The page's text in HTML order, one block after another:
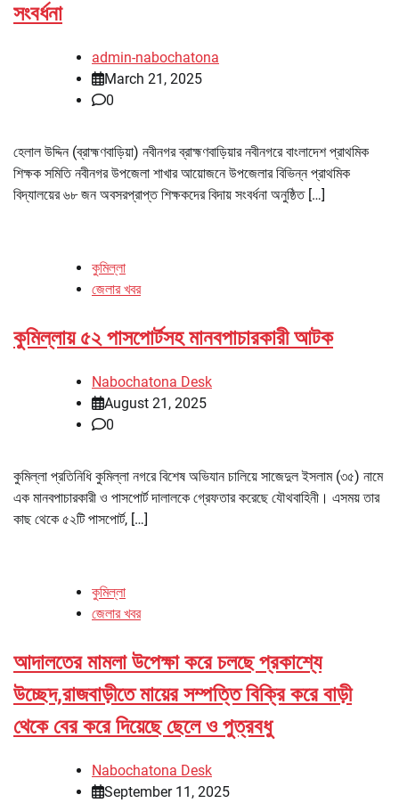
সংবর্ধনা
admin-nabochatona
March 21, 2025
0
হেলাল উদ্দিন (ব্রাহ্মণবাড়িয়া) নবীনগর ব্রাহ্মণবাড়িয়ার নবীনগরে বাংলাদেশ প্রাথমিক
শিক্ষক সমিতি নবীনগর উপজেলা শাখার আয়োজনে উপজেলার বিভিন্ন প্রাথমিক
বিদ্যালয়ের ৬৮ জন অবসরপ্রাপ্ত শিক্ষকদের বিদায় সংবর্ধনা অনুষ্ঠিত […]
কুমিল্লা
জেলার খবর
কুমিল্লায় ৫২ পাসপোর্টসহ মানবপাচারকারী আটক
Nabochatona Desk
August 21, 2025
0
কুমিল্লা প্রতিনিধি কুমিল্লা নগরে বিশেষ অভিযান চালিয়ে সাজেদুল ইসলাম (৩৫) নামে
এক মানবপাচারকারী ও পাসপোর্ট দালালকে গ্রেফতার করেছে যৌথবাহিনী। এসময় তার
কাছ থেকে ৫২টি পাসপোর্ট, […]
কুমিল্লা
জেলার খবর
আদালতের মামলা উপেক্ষা করে চলছে প্রকাশ্যে
উচ্ছেদ,রাজবাড়ীতে মায়ের সম্পত্তি বিক্রি করে বাড়ী
থেকে বের করে দিয়েছে ছেলে ও পুত্রবধু
Nabochatona Desk
September 11, 2025